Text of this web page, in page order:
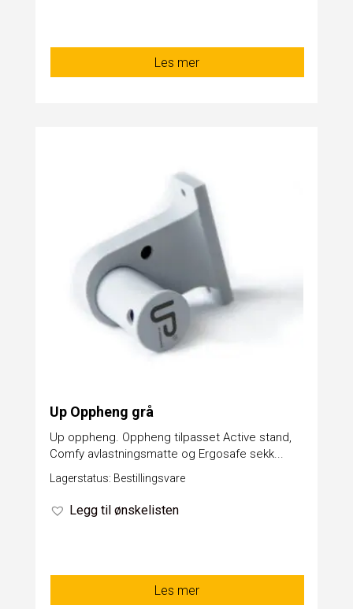
Les mer
Up Oppheng grå
Up oppheng. Oppheng tilpasset Active stand,
Comfy avlastningsmatte og Ergosafe sekk...
Lagerstatus: Bestillingsvare
Legg til ønskelisten
Les mer